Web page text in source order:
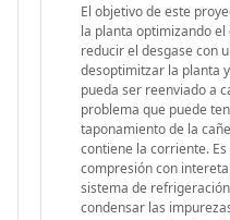
El objetivo de este
la planta optimizando
reducir el desgase con
desoptimitzar la planta
pueda ser reenviado a
problema que puede
taponamiento de la
contiene la corriente.
compresión con
sistema de
condensar las